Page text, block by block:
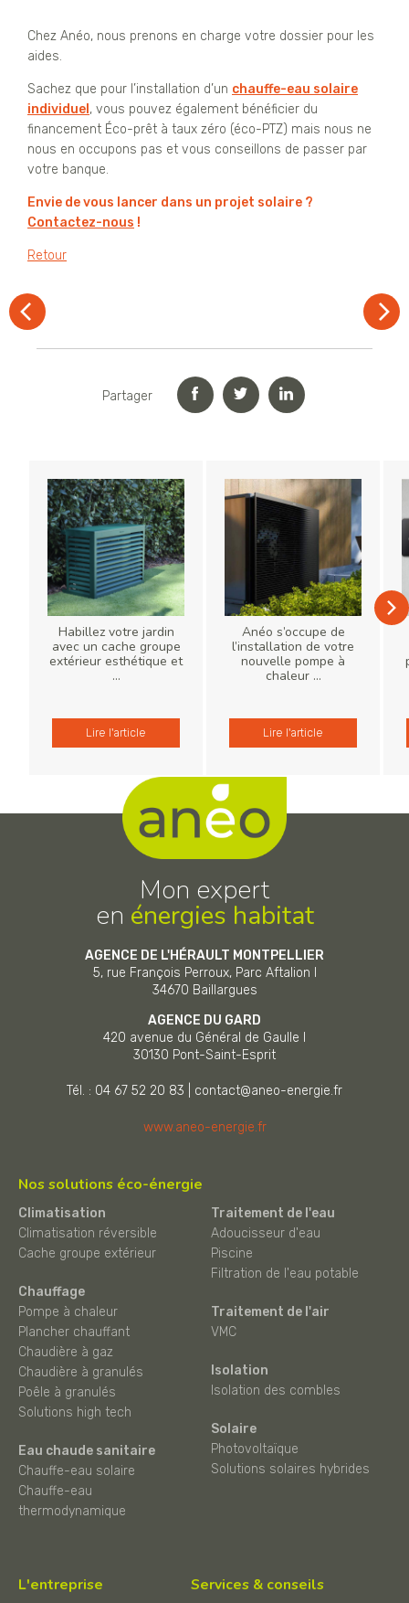
Chez Anéo, nous prenons en charge votre dossier pour les
aides.
Sachez que pour l’installation d’un chauffe-eau solaire
individuel , vous pouvez également bénéficier du
financement Éco-prêt à taux zéro (éco-PTZ) mais nous ne
nous en occupons pas et vous conseillons de passer par
votre banque.
Envie de vous lancer dans un projet solaire ?
Contactez-nous !
Retour
Partager
Habillez votre jardin
avec un cache groupe
extérieur esthétique et
...
Lire l'article
Anéo s’occupe de
l’installation de votre
nouvelle pompe à
chaleur ...
Lire l'article
Mon expert
en énergies habitat
AGENCE DE L'HÉRAULT MONTPELLIER
5, rue François Perroux, Parc Aftalion I
34670 Baillargues
AGENCE DU GARD
420 avenue du Général de Gaulle I
30130 Pont-Saint-Esprit
Tél. : 04 67 52 20 83 contact@aneo-energie.fr
www.aneo-energie.fr
Nos solutions éco-énergie
Climatisation
Climatisation réversible
Cache groupe extérieur
Chauffage
Pompe à chaleur
Plancher chauffant
Chaudière à gaz
Chaudière à granulés
Poêle à granulés
Solutions high tech
Eau chaude sanitaire
Chauffe-eau solaire
Chauffe-eau
thermodynamique
Traitement de l'eau
Adoucisseur d'eau
Piscine
Filtration de l'eau potable
Traitement de l'air
VMC
Isolation
Isolation des combles
Solaire
Photovoltaïque
Solutions solaires hybrides
L'entreprise Services & conseils